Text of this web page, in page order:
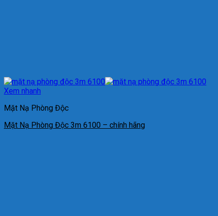
Xem nhanh
Mặt Nạ Phòng Độc
Mặt Nạ Phòng Độc 3m 6100 – chính hãng